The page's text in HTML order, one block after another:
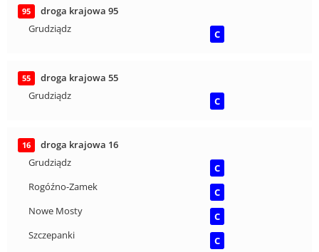
95
droga krajowa 95
Grudziądz
C
55
droga krajowa 55
Grudziądz
C
16
droga krajowa 16
Grudziądz
C
Rogóźno-Zamek
C
Nowe Mosty
C
Szczepanki
C